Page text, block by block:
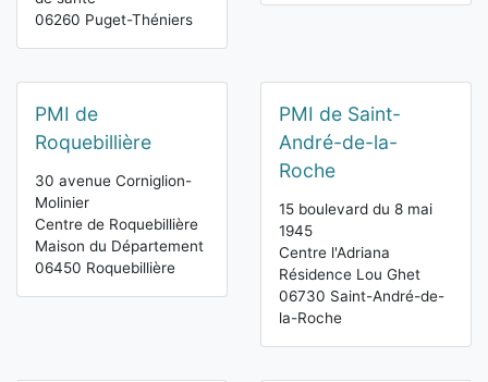
06260 Puget-Théniers
PMI de
Roquebillière
30 avenue Corniglion-
Molinier
Centre de Roquebillière
Maison du Département
06450 Roquebillière
PMI de Saint-
André-de-la-
Roche
15 boulevard du 8 mai
1945
Centre l'Adriana
Résidence Lou Ghet
06730 Saint-André-de-
la-Roche